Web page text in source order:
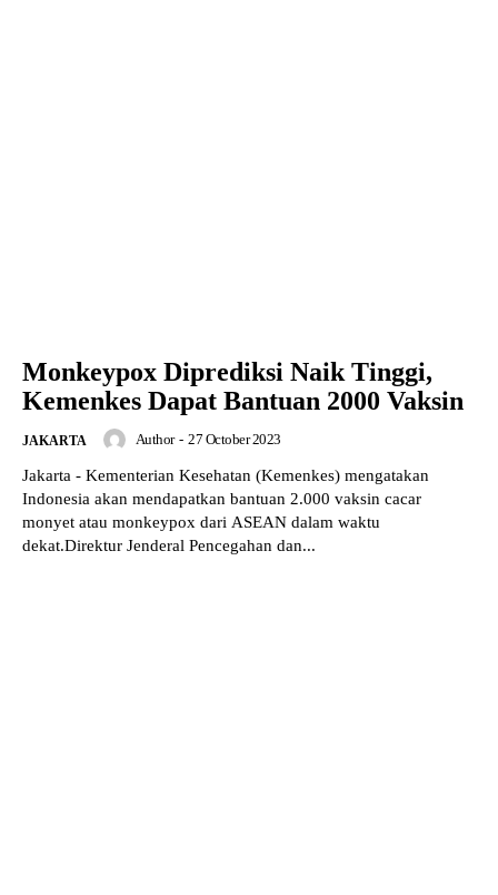
Monkeypox Diprediksi Naik Tinggi,
Kemenkes Dapat Bantuan 2000 Vaksin
JAKARTA Author - 27 October 2023
Jakarta - Kementerian Kesehatan (Kemenkes) mengatakan
Indonesia akan mendapatkan bantuan 2.000 vaksin cacar
monyet atau monkeypox dari ASEAN dalam waktu
dekat.Direktur Jenderal Pencegahan dan...